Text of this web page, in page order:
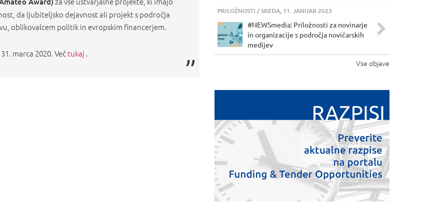
da ljubiteljsko dejavnost ali projekt s področja
oblikovalcem politik in evropskim financerjem.
marca 2020. Večtukaj .
PRILOŽNOSTI / SREDA, 11. JANUAR 2023
#NEWSmedia: Priložnosti za novinarje
in organizacije s področja novičarskih
medijev
Vse objave